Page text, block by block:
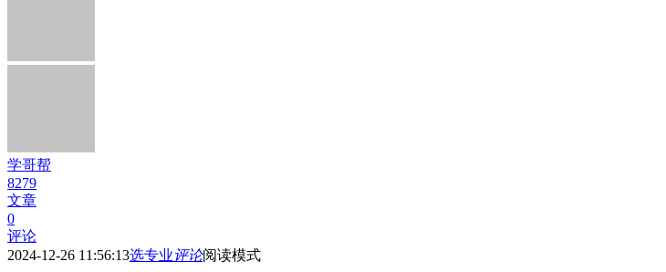
学哥帮
8279
文章
0
评论
2024-12-26 11:56:13选专业评论阅读模式